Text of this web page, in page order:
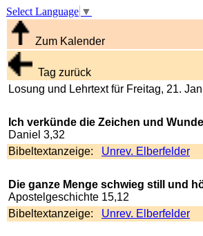
Select Language ▼
Zum Kalender
Tag zurück
Losung und Lehrtext für Freitag, 21.
Ich verkünde die Zeichen und
Daniel 3,32
Bibeltextanzeige: Unrev. Elberfelder
Die ganze Menge schwieg still und
Apostelgeschichte 15,12
Bibeltextanzeige: Unrev. Elberfelder